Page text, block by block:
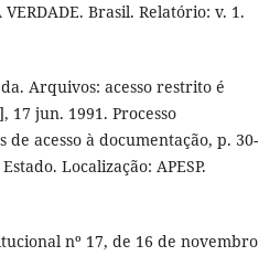
VERDADE. Brasil. Relatório: v. 1.
Arquivos: acesso restrito é
17 jun. 1991. Processo
de acesso à documentação, p. 30-
Localização: APESP.
nº 17, de 16 de novembro